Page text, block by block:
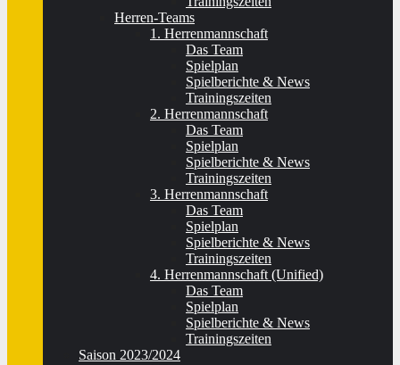
Herren-Teams
1. Herrenmannschaft
Das Team
Spielplan
Spielberichte & News
Trainingszeiten
2. Herrenmannschaft
Das Team
Spielplan
Spielberichte & News
Trainingszeiten
3. Herrenmannschaft
Das Team
Spielplan
Spielberichte & News
Trainingszeiten
4. Herrenmannschaft (Unified)
Das Team
Spielplan
Spielberichte & News
Trainingszeiten
Saison 2023/2024